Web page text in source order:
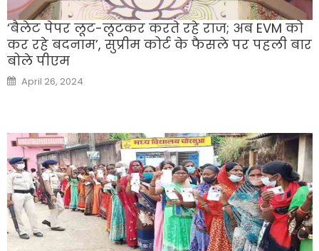
‘बैलेट पेपर लूट-लूटकर करते रहे राज; अब EVM को
कर रहे बदनाम’, सुप्रीम कोर्ट के फैसले पर पहली बार
बोले पीएम
Posted
on
April 26, 2024